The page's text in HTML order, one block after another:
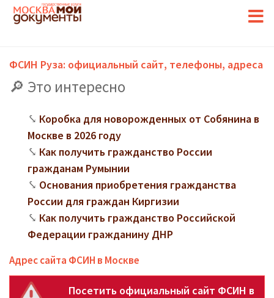
ФСИН Руза: официальный сайт, телефоны, адреса
Это интересно
Коробка для новорожденных от Собянина в
Москве в 2026 году
Как получить гражданство России
гражданам Румынии
Основания приобретения гражданства
России для граждан Киргизии
Как получить гражданство Российской
Федерации гражданину ДНР
Адрес сайта ФСИН в Москве
Посетить официальный сайт ФСИН в